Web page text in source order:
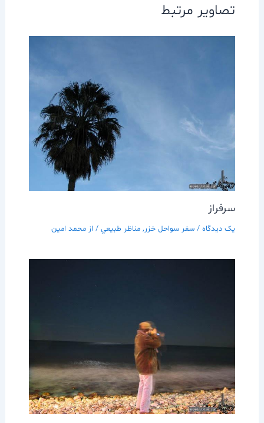
تصاویر مرتبط
سرفراز
یک دیدگاه / سفر سواحل خزر, مناظر طبيعي/ از محمد امین